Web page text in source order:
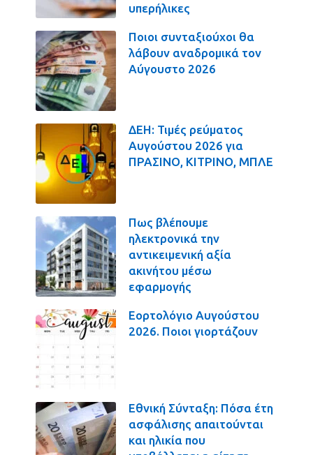
υπερήλικες
Ποιοι συνταξιούχοι θα
λάβουν αναδρομικά τον
Αύγουστο 2026
ΔΕΗ: Τιμές ρεύματος
Αυγούστου 2026 για
ΠΡΑΣΙΝΟ, ΚΙΤΡΙΝΟ, ΜΠΛΕ
Πως βλέπουμε
ηλεκτρονικά την
αντικειμενική αξία
ακινήτου μέσω
εφαρμογής
Εορτολόγιο Αυγούστου
2026. Ποιοι γιορτάζουν
Εθνική Σύνταξη: Πόσα έτη
ασφάλισης απαιτούνται
και ηλικία που